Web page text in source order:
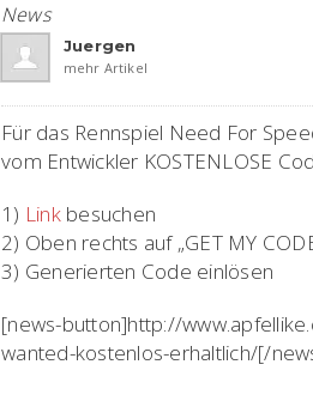
News
Juergen
mehr Artikel
Für das Rennspiel Need For
vom Entwickler KOSTENLOSE
1) Linkbesuchen
2) Oben rechts auf „GET MY
3) Generierten Code einlösen
[news-button]http://
wanted-kostenlos-erhaltlich/[/